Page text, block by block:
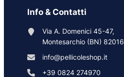
Info & Contatti
Via A. Domenici 45-47,
Montesarchio (BN) 82016
info@pellicoleshop.it
+39 0824 274970